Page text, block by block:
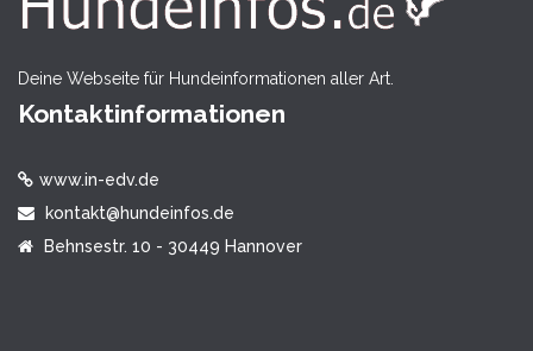
Deine Webseite für Hundeinformationen aller Art.
Kontaktinformationen
www.in-edv.de
kontakt@hundeinfos.de
Behnsestr. 10 - 30449 Hannover